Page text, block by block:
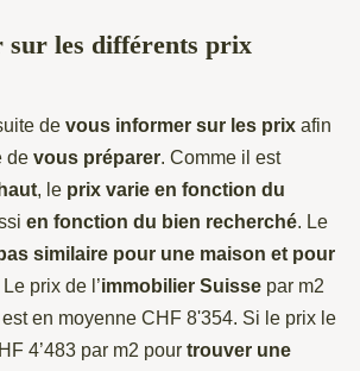
sur les différents prix
de vous informer sur les prix afin
de vous préparer. Comme il est
, le prix varie en fonction du
en fonction du bien recherché. Le
similaire pour une maison et pour
Le prix de l’immobilier Suisse par m2
est en moyenne CHF 8'354. Si le prix le
4’483 par m2 pour trouver une